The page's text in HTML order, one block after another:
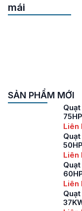
mái
SẢN PHẨM MỚI
Liên
Liên
Liên